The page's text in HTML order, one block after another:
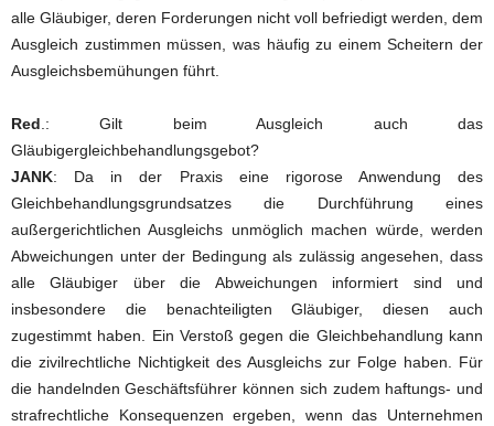
alle Gläubiger, deren Forderungen nicht voll befriedigt werden, dem
Ausgleich zustimmen müssen, was häufig zu einem Scheitern der
Ausgleichsbemühungen führt.
Red .: Gilt beim Ausgleich auch das
Gläubigergleichbehandlungsgebot?
JANK: Da in der Praxis eine rigorose Anwendung des
Gleichbehandlungsgrundsatzes die Durchführung eines
außergerichtlichen Ausgleichs unmöglich machen würde, werden
Abweichungen unter der Bedingung als zulässig angesehen, dass
alle Gläubiger über die Abweichungen informiert sind und
insbesondere die benachteiligten Gläubiger, diesen auch
zugestimmt haben. Ein Verstoß gegen die Gleichbehandlung kann
die zivilrechtliche Nichtigkeit des Ausgleichs zur Folge haben. Für
die handelnden Geschäftsführer können sich zudem haftungs- und
strafrechtliche Konsequenzen ergeben, wenn das Unternehmen